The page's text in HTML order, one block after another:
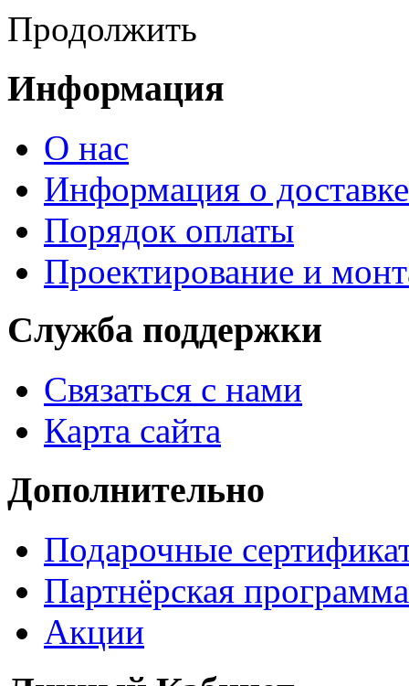
Продолжить
Информация
О нас
Информация о доставке
Порядок оплаты
Проектирование и
Служба поддержки
Связаться с нами
Карта сайта
Дополнительно
Подарочные
Партнёрская программа
Акции